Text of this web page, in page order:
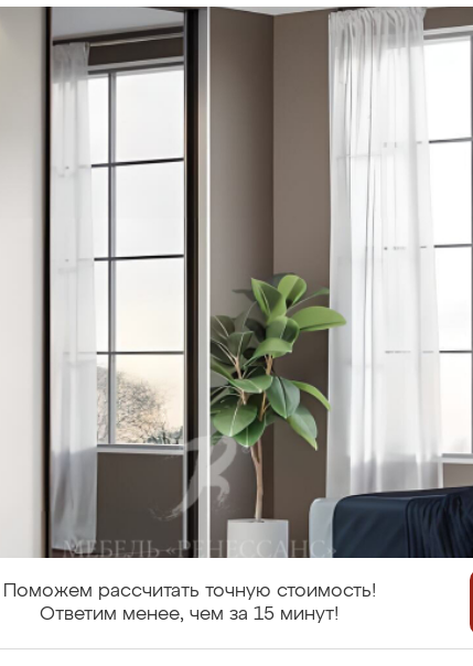
Поможем рассчитать точную стоимость!
Ответим менее, чем за 15 минут!